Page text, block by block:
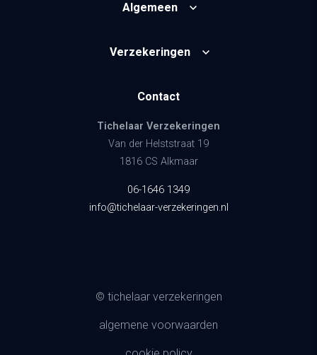
Algemeen
Verzekeringen
Contact
Tichelaar Verzekeringen
Van der Helststraat 19
1816 CS Alkmaar
06-1646 1349
info@tichelaar-verzekeringen.nl
© tichelaar verzekeringen
algemene voorwaarden